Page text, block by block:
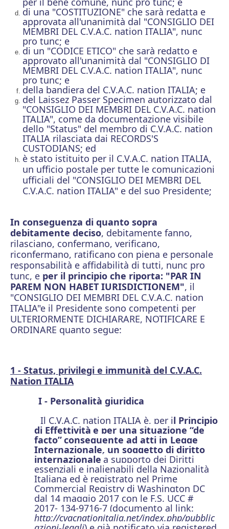
di una "COSTITUZIONE" che sarà redatta e
approvata all'unanimità dal "CONSIGLIO DEI
MEMBRI DEL C.V.A.C. nation ITALIA", nunc
pro tunc; e
di un "CODICE ETICO" che sarà redatto e
approvato all'unanimità dal "CONSIGLIO DI
MEMBRI DEL C.V.A.C. nation ITALIA", nunc
pro tunc; e
della bandiera del C.V.A.C. nation ITALIA; e
del Laissez Passer Specimen autorizzato dal
"CONSIGLIO DEI MEMBRI DEL C.V.A.C. nation
ITALIA", come da documentazione visibile
dello "Status" del membro di C.V.A.C. nation
ITALIA rilasciata dai RECORDS'S
CUSTODIANS; ed
è stato istituito per il C.V.A.C. nation ITALIA,
un ufficio postale per tutte le comunicazioni
ufficiali del "CONSIGLIO DEI MEMBRI DEL
C.V.A.C. nation ITALIA" e del suo Presidente;
In conseguenza di quanto sopra
debitamente deciso, debitamente fanno,
rilasciano, confermano, verificano,
riconfermano, ratificano con piena e personale
responsabilità e affidabilità di tutti, nunc pro
tunc, e per il principio che riporta: "PAR IN
PAREM NON HABET IURISDICTIONEM", il
"CONSIGLIO DEI MEMBRI DEL C.V.A.C. nation
ITALIA"e il Presidente sono competenti per
ULTERIORMENTE DICHIARARE, NOTIFICARE E
ORDINARE quanto segue:
1 - Status, privilegi e immunità del C.V.A.C.
Nation ITALIA
I - Personalità giuridica
Il C.V.A.C. nation ITALIA è, per il Principio
di Effettività e per una situazione “de
facto”conseguente ad atti in Legge
Internazionale, un soggetto di diritto
internazionale a supporto dei Diritti
essenziali e inalienabili della Nazionalità
Italiana ed è registrato nel Prime
Commercial Registry di Washington DC
dal 14 maggio 2017 con le F.S. UCC #
2017- 134-9716-7 (documento al link:
http://cvacnationitalia.net/index.php/pubblic